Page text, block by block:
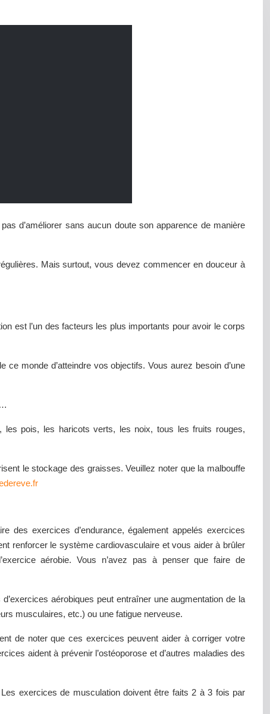
d’améliorer sans aucun doute son apparence de manière
Mais surtout, vous devez commencer en douceur à
est l’un des facteurs les plus importants pour avoir le corps
monde d’atteindre vos objectifs. Vous aurez besoin d’une
pois, les haricots verts, les noix, tous les fruits rouges,
le stockage des graisses. Veuillez noter que la malbouffe
exercices d’endurance, également appelés exercices
renforcer le système cardiovasculaire et vous aider à brûler
aérobie. Vous n’avez pas à penser que faire de
aérobiques peut entraîner une augmentation de la
musculaires, etc.) ou une fatigue nerveuse.
de noter que ces exercices peuvent aider à corriger votre
aident à prévenir l’ostéoporose et d’autres maladies des
exercices de musculation doivent être faits 2 à 3 fois par